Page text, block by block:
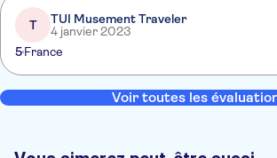
T
TUI Musement Traveler
4 janvier 2023
5France
Voir toutes les